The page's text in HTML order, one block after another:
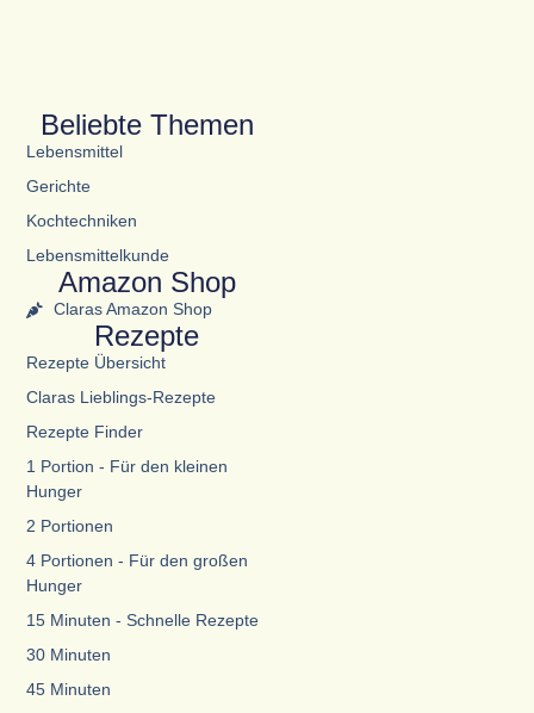
Beliebte Themen
Lebensmittel
Gerichte
Kochtechniken
Lebensmittelkunde
Amazon Shop
Claras Amazon Shop
Rezepte
Rezepte Übersicht
Claras Lieblings-Rezepte
Rezepte Finder
1 Portion - Für den kleinen
Hunger
2 Portionen
4 Portionen - Für den großen
Hunger
15 Minuten - Schnelle Rezepte
30 Minuten
45 Minuten